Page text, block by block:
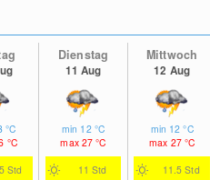
°C
°C
Std
Dienstag
11 Aug
min 12 °C
max 27°C
11 Std
Mittwoch
12 Aug
min 12°C
max 27 °C
11.5 Std